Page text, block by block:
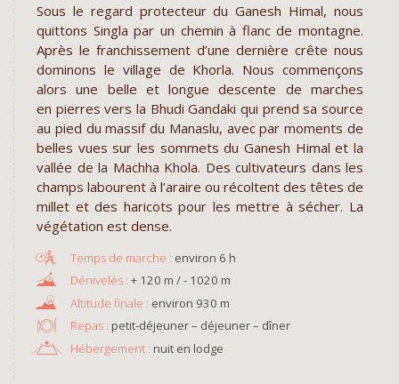
Sous le regard protecteur du Ganesh Himal, nous
quittons Singla par un chemin à flanc de montagne.
Après le franchissement d’une dernière crête nous
dominons le village de Khorla. Nous commençons
alors une belle et longue descente de marches
en pierres vers la Bhudi Gandaki qui prend sa source
au pied du massif du Manaslu, avec par moments de
belles vues sur les sommets du Ganesh Himal et la
vallée de la Machha Khola. Des cultivateurs dans les
champs labourent à l’araire ou récoltent des têtes de
millet et des haricots pour les mettre à sécher. La
végétation est dense.
environ 6 h
+ 120 m / - 1020 m
environ 930 m
Repas : petit-déjeuner – déjeuner – dîner
Hébergement : nuit en lodge